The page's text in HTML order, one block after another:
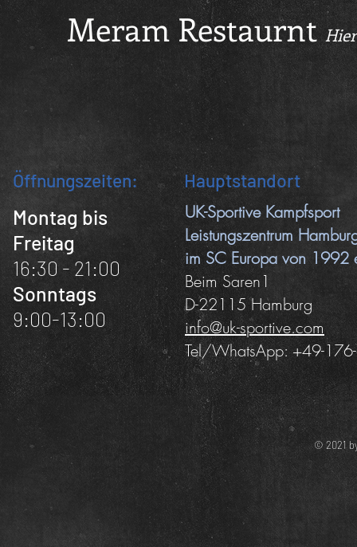
Meram Restaurnt
Öffnungszeiten:
Montag bis
Freitag
16:30 - 21:00
Sonntags
9:00-13:00
Hauptstandort
UK-Sportive Kampfsport
Leistungszentrum
im SC Europa von 1992
Beim Saren1
D-22115 Hamburg
info@uk-sportive.com
Tel/WhatsApp: +49-
© 2021